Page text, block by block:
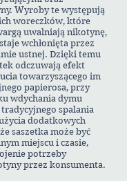
Wyroby te występują
woreczków, które
uwalniają nikotynę,
wchłonięta przez
ustnej. Dzięki temu
odczuwają efekt
towarzyszącego im
papierosa, przy
wdychania dymu
spalania
dodatkowych
saszetka może być
miejscu i czasie,
potrzeby
przez konsumenta.